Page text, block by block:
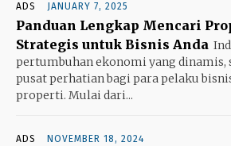
ADS JANUARY 7, 2025
Panduan Lengkap Mencari
Strategis untuk Bisnis Anda
pertumbuhan ekonomi yang dinamis,
pusat perhatian bagi para pelaku
properti. Mulai dari...
ADS NOVEMBER 18, 2024